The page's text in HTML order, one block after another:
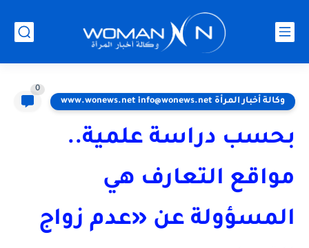
وكالة أخبار المرأة www.wonews.net info@wonews.net
0
بحسب دراسة علمية..
مواقع التعارف هي
المسؤولة عن «عدم زواج